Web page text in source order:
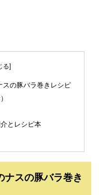
スの豚バラ巻きレシピ
とレシピ本
ナスの豚バラ巻き